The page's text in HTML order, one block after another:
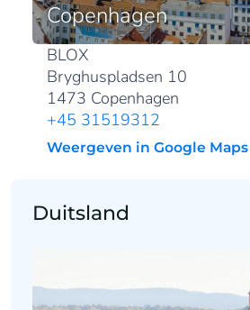
Copenhagen
BLOX
Bryghuspladsen 10
1473 Copenhagen
+45 31519312
Weergeven in Google Maps
Duitsland